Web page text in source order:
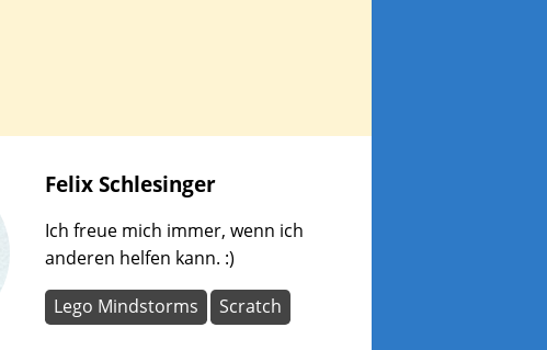
FelixSchlesinger
Ich freue mich immer, wenn ich
anderen helfen kann. :)
Lego Mindstorms Scratch